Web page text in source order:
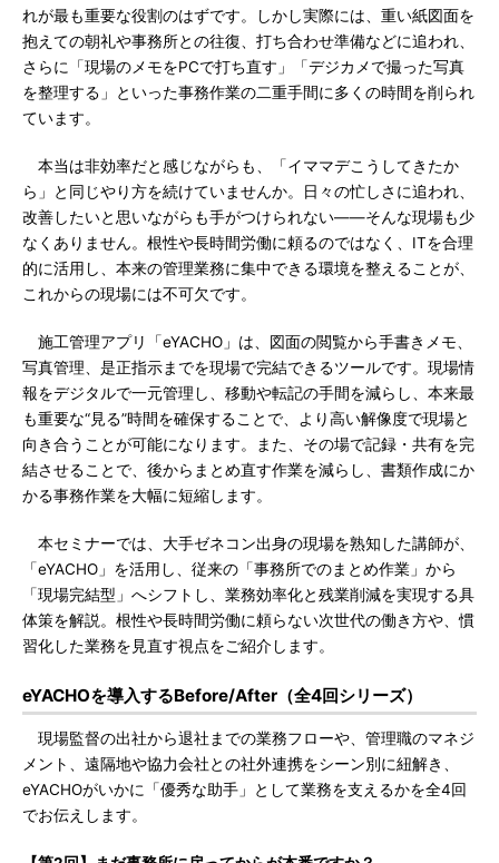
れが最も重要な役割のはずです。しかし実際には、重い紙図面を
抱えての朝礼や事務所との往復、打ち合わせ準備などに追われ、
さらに「現場のメモをPCで打ち直す」「デジカメで撮った写真
を整理する」といった事務作業の二重手間に多くの時間を削られ
ています。
本当は非効率だと感じながらも、「イママデこうしてきたか
ら」と同じやり方を続けていませんか。日々の忙しさに追われ、
改善したいと思いながらも手がつけられない――そんな現場も少
なくありません。根性や長時間労働に頼るのではなく、ITを合理
的に活用し、本来の管理業務に集中できる環境を整えることが、
これからの現場には不可欠です。
施工管理アプリ「eYACHO」は、図面の閲覧から手書きメモ、
写真管理、是正指示までを現場で完結できるツールです。現場情
報をデジタルで一元管理し、移動や転記の手間を減らし、本来最
も重要な“見る”時間を確保することで、より高い解像度で現場と
向き合うことが可能になります。また、その場で記録・共有を完
結させることで、後からまとめ直す作業を減らし、書類作成にか
かる事務作業を大幅に短縮します。
本セミナーでは、大手ゼネコン出身の現場を熟知した講師が、
「eYACHO」を活用し、従来の「事務所でのまとめ作業」から
「現場完結型」へシフトし、業務効率化と残業削減を実現する具
体策を解説。根性や長時間労働に頼らない次世代の働き方や、慣
習化した業務を見直す視点をご紹介します。
eYACHOを導入するBefore/After（全4回シリーズ）
現場監督の出社から退社までの業務フローや、管理職のマネジ
メント、遠隔地や協力会社との社外連携をシーン別に紐解き、
eYACHOがいかに「優秀な助手」として業務を支えるかを全4回
でお伝えします。